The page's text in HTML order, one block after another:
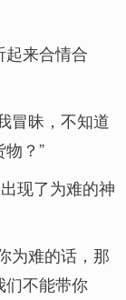
来合情合
冒昧，不知道
？”
现了为难的神
为难的话，那
们不能带你